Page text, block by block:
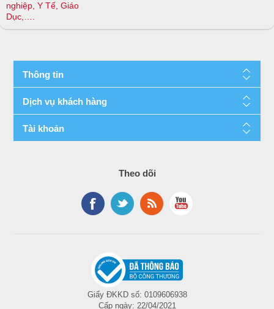
nghiệp, Y Tế, Giáo
Dục,….
Thông tin
Dịch vụ khách hàng
Tài khoản
Theo dõi
Giấy ĐKKD số: 0109606938
Cấp ngày: 22/04/2021